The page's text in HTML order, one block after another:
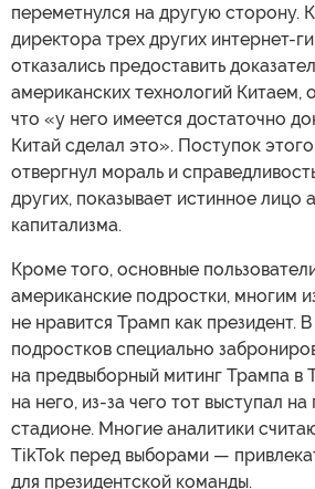
переметнулся на другую сторону.
директора трех других интернет-
отказались предоставить
американских технологий Китаем,
что «у него имеется достаточно
Китай сделал это». Поступок
отвергнул мораль и
других, показывает истинное лицо
капитализма.
Кроме того, основные
американские подростки, многим
не нравится Трамп как президент.
подростков специально
на предвыборный митинг Трампа в
на него, из-за чего тот выступал
стадионе. Многие аналитики
TikTok перед выборами —
для президентской команды.